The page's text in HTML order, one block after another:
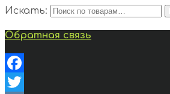
Искать:
Обратная связь
Facebook